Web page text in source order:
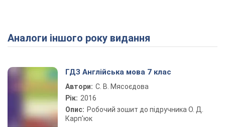
Play Video
Аналоги іншого року видання
ГДЗ Англійська мова 7 клас
Автори: С. В. Мясоєдова
Рік: 2016
Опис: Робочий зошит до підручника О. Д.
Карп'юк